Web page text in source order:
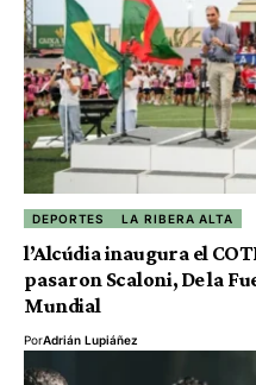
DEPORTES LA RIBERA ALTA
l’Alcúdia inaugura el
pasaron Scaloni, De la
Mundial
PorAdrián Lupiáñez